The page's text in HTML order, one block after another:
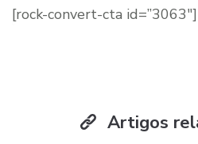
[rock-convert-cta id=”3063″]
Artigos